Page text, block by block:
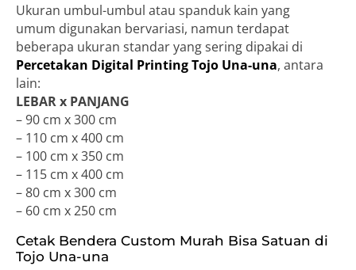
Ukuran umbul-umbul atau spanduk kain yang
umum digunakan bervariasi, namun terdapat
beberapa ukuran standar yang sering dipakai di
Percetakan Digital Printing Tojo Una-una, antara
lain:
LEBAR x PANJANG
– 90 cm x 300 cm
– 110 cm x 400 cm
– 100 cm x 350 cm
– 115 cm x 400 cm
– 80 cm x 300 cm
– 60 cm x 250 cm
Cetak Bendera Custom Murah Bisa Satuan di
Tojo Una-una